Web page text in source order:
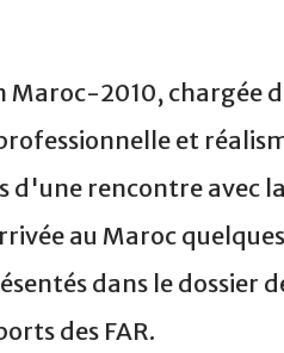
Maroc-2010, chargée
et
d'une rencontre avec
au Maroc
dans le
des FAR.